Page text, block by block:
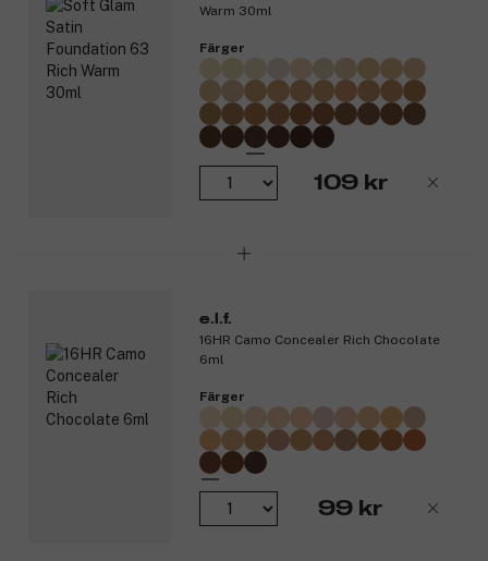
Warm 30ml
Färger
109 kr
e.l.f.
16HR Camo Concealer Rich Chocolate
6ml
Färger
99 kr